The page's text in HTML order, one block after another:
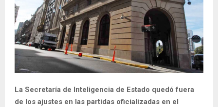
La Secretaría de Inteligencia de Estado quedó fuera
de los ajustes en las partidas oficializadas en el